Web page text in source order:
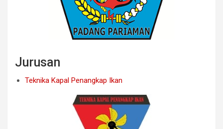
Jurusan
Teknika Kapal Penangkap Ikan